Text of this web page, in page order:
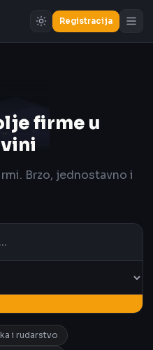
Registracija
firme u
Brzo, jednostavno i
i rudarstvo